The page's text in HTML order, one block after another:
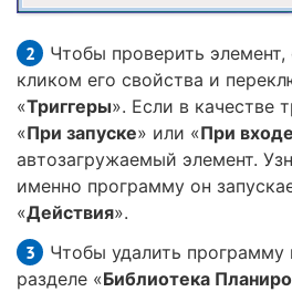
Чтобы проверить
кликом его свойства и
«Триггеры». Если в качестве
«При запуске» или «При
автозагружаемый элемент.
именно программу он
«Действия».
Чтобы удалить программу
разделе «Библиотека